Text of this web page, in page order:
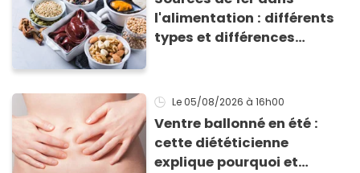
l'alimentation : différents
types et différences
Le 05/08/2026 à 16h00
Ventre ballonné en été :
cette diététicienne
explique pourquoi et